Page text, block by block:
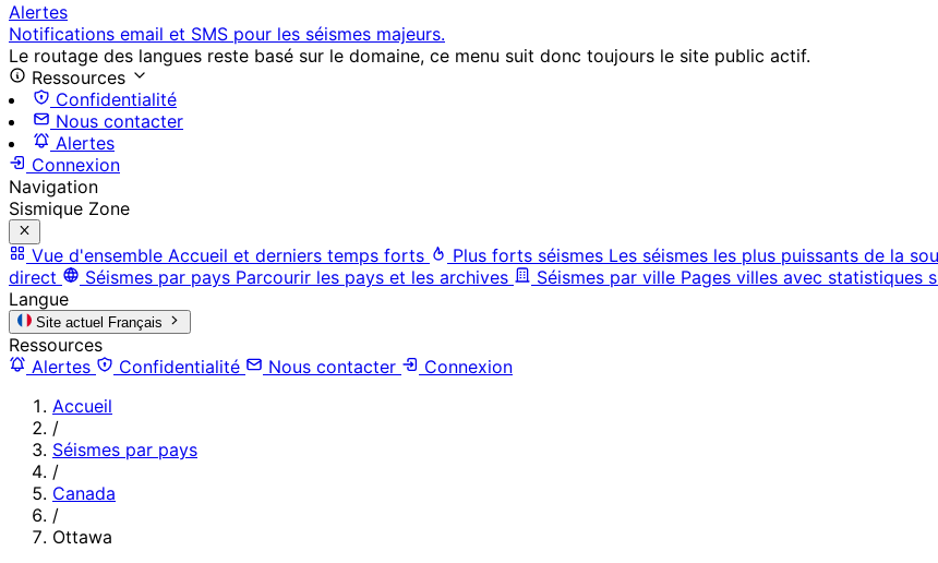
Alertes
Notifications email et SMS pour les séismes majeurs.
Le routage des langues reste basé sur le domaine, ce menu suit donc toujours le site public actif.
Ressources
Confidentialité
Nous contacter
Alertes
Connexion
Navigation
Sismique Zone
Vue d'ensemble Accueil et derniers temps forts Plus forts séismes Les séismes les plus puissants de la
direct
Séismes par pays Parcourir les pays et les archives Séismes par ville Pages villes avec statistiques
Langue
Site actuel Français
Ressources
Alertes
Confidentialité Nous contacter
Connexion
Accueil
/
Séismes par pays
/
Canada
/
Ottawa